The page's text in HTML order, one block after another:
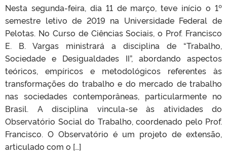
Nesta segunda-feira, dia 11 de março, teve início o 1º
semestre letivo de 2019 na Universidade Federal de
Pelotas. No Curso de Ciências Sociais, o Prof. Francisco
E. B. Vargas ministrará a disciplina de “Trabalho,
Sociedade e Desigualdades II”, abordando aspectos
teóricos, empíricos e metodológicos referentes às
transformações do trabalho e do mercado de trabalho
nas sociedades contemporâneas, particularmente no
Brasil. A disciplina vincula-se às atividades do
Observatório Social do Trabalho, coordenado pelo Prof.
Francisco. O Observatório é um projeto de extensão,
articulado com o […]